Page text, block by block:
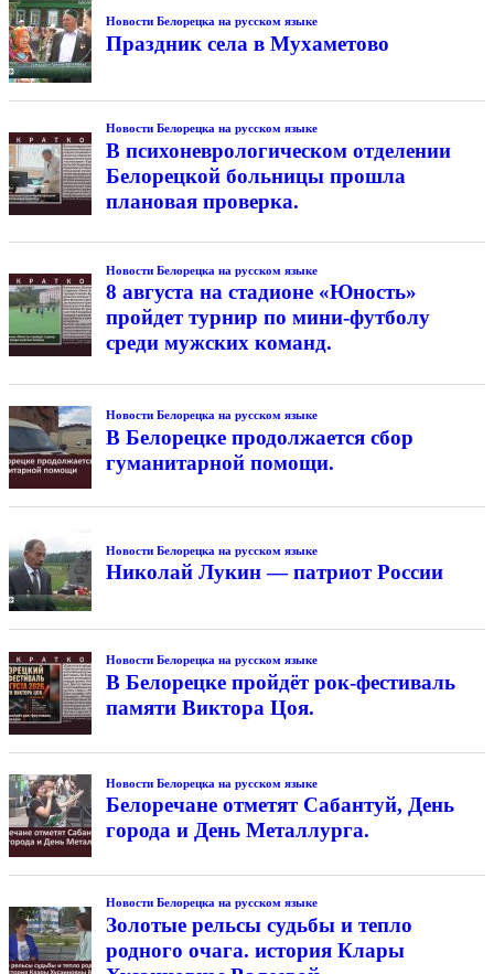
Новости Белорецка на русском языке
Праздник села в Мухаметово
Новости Белорецка на русском языке
В психоневрологическом отделении
Белорецкой больницы прошла
плановая проверка.
Новости Белорецка на русском языке
8 августа на стадионе «Юность»
пройдет турнир по мини-футболу
среди мужских команд.
Новости Белорецка на русском языке
В Белорецке продолжается сбор
гуманитарной помощи.
Новости Белорецка на русском языке
Николай Лукин — патриот России
Новости Белорецка на русском языке
В Белорецке пройдёт рок-фестиваль
памяти Виктора Цоя.
Новости Белорецка на русском языке
Белоречане отметят Сабантуй, День
города и День Металлурга.
Новости Белорецка на русском языке
Золотые рельсы судьбы и тепло
родного очага. история Клары